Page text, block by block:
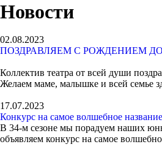
Новости
02.08.2023
ПОЗДРАВЛЯЕМ С РОЖДЕНИЕМ
Коллектив театра от всей души
Желаем маме, малышке и всей семье
17.07.2023
Конкурс на самое волшебное
В 34-м сезоне мы порадуем наших
объявляем конкурс на самое